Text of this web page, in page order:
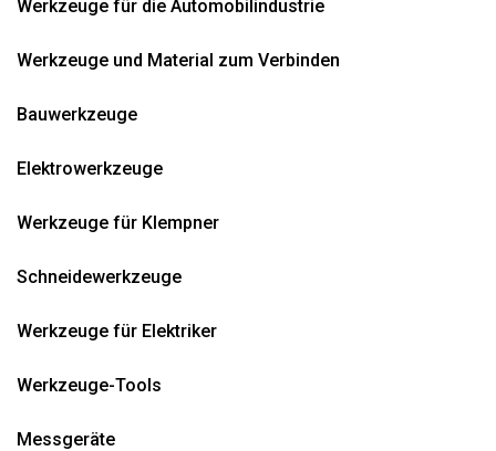
Werkzeuge für die Automobilindustrie
Werkzeuge und Material zum Verbinden
Bauwerkzeuge
Elektrowerkzeuge
Werkzeuge für Klempner
Schneidewerkzeuge
Werkzeuge für Elektriker
Werkzeuge-Tools
Messgeräte